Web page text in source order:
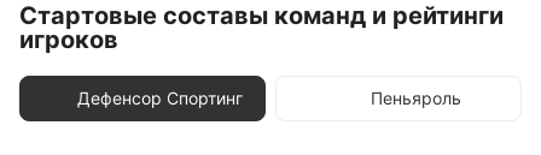
Стартовые составы команд и рейтинги
игроков
Дефенсор Спортинг Пеньяроль